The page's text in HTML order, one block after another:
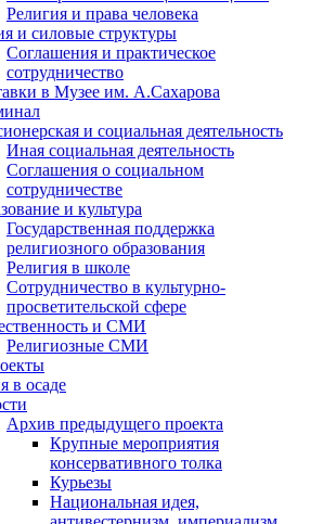
Религия и права человека
и силовые структуры
Соглашения и практическое
сотрудничество
в Музее им. А.Сахарова
и социальная деятельность
Иная социальная деятельность
Соглашения о социальном
сотрудничестве
и культура
Государственная поддержка
религиозного образования
Религия в школе
Сотрудничество в культурно-
просветительской сфере
и СМИ
Религиозные СМИ
в осаде
Архив предыдущего проекта
Крупные мероприятия
консервативного толка
Курьезы
Национальная идея,